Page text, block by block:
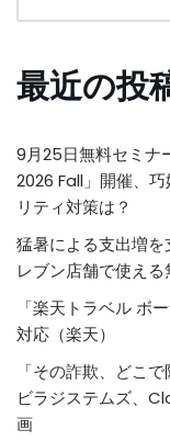
最近の投
9月25日無料セミナ
2026 Fall」開催、
リティ対策は？
猛暑による支出増
レブン店舗で使え
「楽天トラベル ボ
対応（楽天）
「その詐欺、どこ
ビラジステムズ、
画